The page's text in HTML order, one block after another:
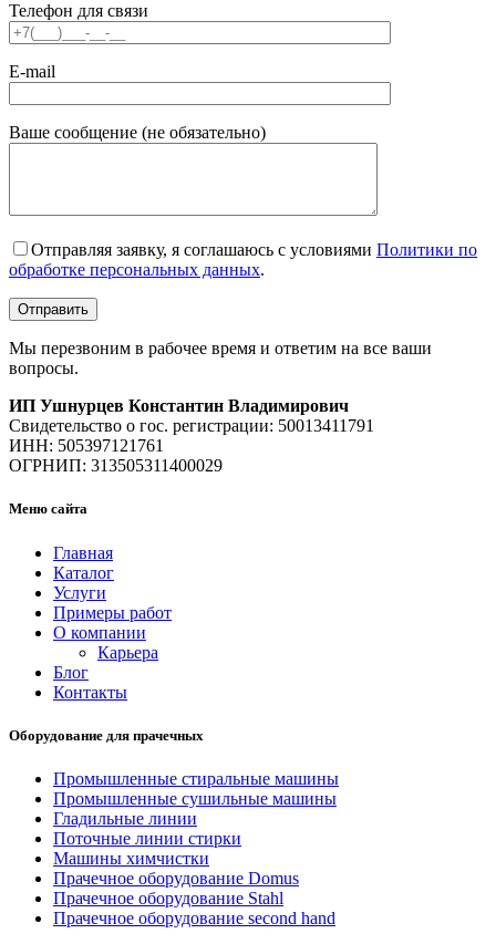
Телефон для связи
E-mail
Ваше сообщение (не обязательно)
Отправляя заявку, я соглашаюсь с условиями Политики по
обработке персональных данных.
Мы перезвоним в рабочее время и ответим на все ваши
вопросы.
ИП Ушнурцев Константин Владимирович
Свидетельство о гос. регистрации: 50013411791
ИНН: 505397121761
ОГРНИП: 313505311400029
Меню сайта
Главная
Каталог
Услуги
Примеры работ
О компании
Карьера
Блог
Контакты
Оборудование для прачечных
Промышленные стиральные машины
Промышленные сушильные машины
Гладильные линии
Поточные линии стирки
Машины химчистки
Прачечное оборудование Domus
Прачечное оборудование Stahl
Прачечное оборудование second hand